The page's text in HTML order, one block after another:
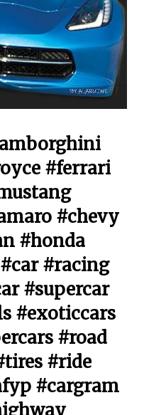
#ferrari
#chevy
#honda
#racing
#supercar
#exoticcars
#road
#ride
#cargram